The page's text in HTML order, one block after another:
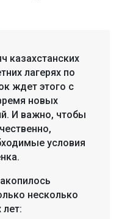
казахстанских
лагерях по
ждет этого с
новых
И важно, чтобы
условия
несколько